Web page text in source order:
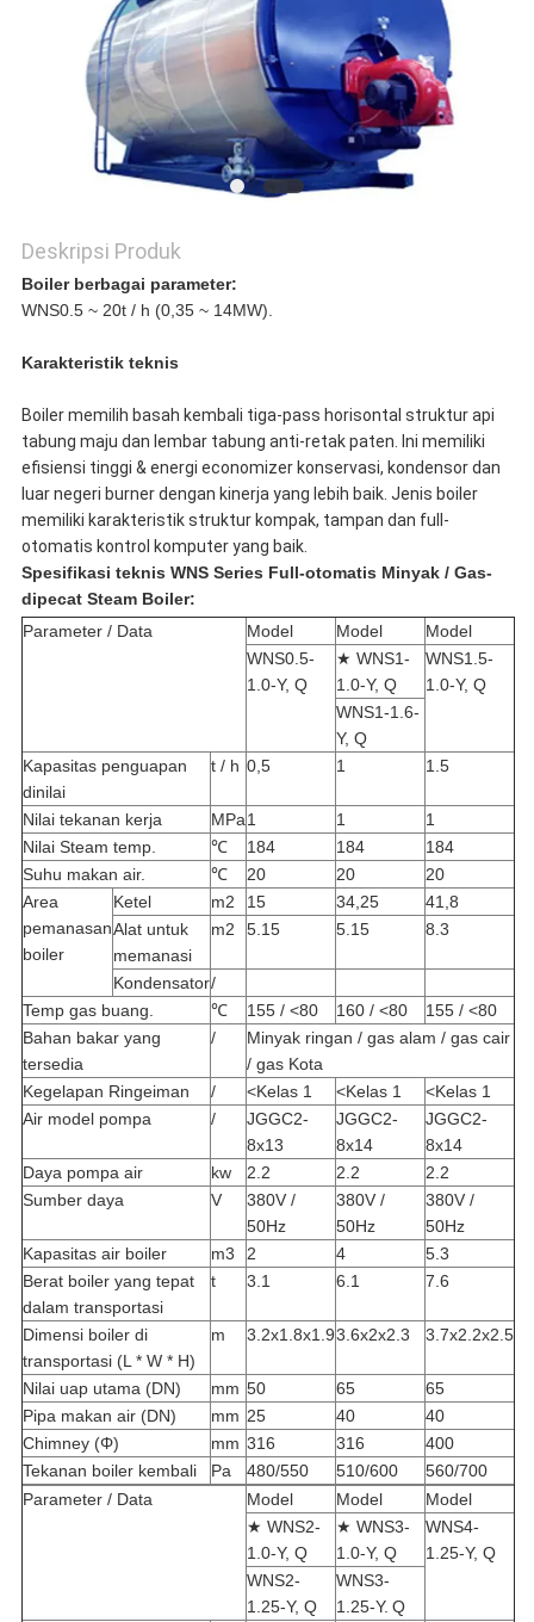
Deskripsi Produk
Boiler berbagai parameter:
WNS0.5 ~ 20t / h (0,35 ~ 14MW).
Karakteristik teknis
Boiler memilih basah kembali tiga-pass horisontal struktur api
tabung maju dan lembar tabung anti-retak paten. Ini memiliki
efisiensi tinggi & energi economizer konservasi, kondensor dan
luar negeri burner dengan kinerja yang lebih baik. Jenis boiler
memiliki karakteristik struktur kompak, tampan dan full-
otomatis kontrol komputer yang baik.
Spesifikasi teknis WNS Series Full-otomatis Minyak / Gas-
dipecat Steam Boiler:
Parameter / Data
Model Model
Model
WNS0.5-
1.0-Y, Q
★ WNS1-
1.0-Y, Q
WNS1.5-
1.0-Y, Q
WNS1-1.6-
Y, Q
Kapasitas penguapan
dinilai
t / h 0,5 1 1.5
Nilai tekanan kerja MPa1 1
1
Nilai Steam temp.
℃ 184 184
184
Suhu makan air.
℃ 20 20
20
Area
pemanasan
boiler
Ketel m2 15 34,25
41,8
Alat untuk
memanasi
m2 5.15 5.15 8.3
Kondensator/
Temp gas buang.
℃ 155 / <80 160 / <80
155 / <80
Bahan bakar yang
tersedia
/
Minyak ringan / gas alam / gas cair
/ gas Kota
Kegelapan Ringeiman
/ <Kelas 1 <Kelas 1
<Kelas 1
Air model pompa
/
JGGC2-
8x13
JGGC2-
8x14
JGGC2-
8x14
Daya pompa air
kw 2.2 2.2
2.2
Sumber daya
V
380V /
50Hz
380V /
50Hz
380V /
50Hz
Kapasitas air boiler
m3 2 4
5.3
Berat boiler yang tepat
dalam transportasi
t 3.1 6.1 7.6
Dimensi boiler di
transportasi (L * W * H)
m 3.2x1.8x1.93.6x2x2.3 3.7x2.2x2.5
Nilai uap utama (DN) mm 50 65
65
Pipa makan air (DN)
mm 25 40
40
Chimney (Φ)
mm 316 316
400
Tekanan boiler kembali
Pa 480/550 510/600
560/700
Parameter / Data
Model Model
Model
★ WNS2-
1.0-Y, Q
★ WNS3-
1.0-Y, Q
WNS4-
1.25-Y, Q
WNS2-
1.25-Y, Q
WNS3-
1.25-Y. Q